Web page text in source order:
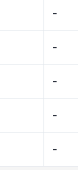
-
-
-
-
-